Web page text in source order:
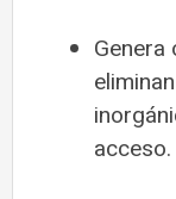
acceso.